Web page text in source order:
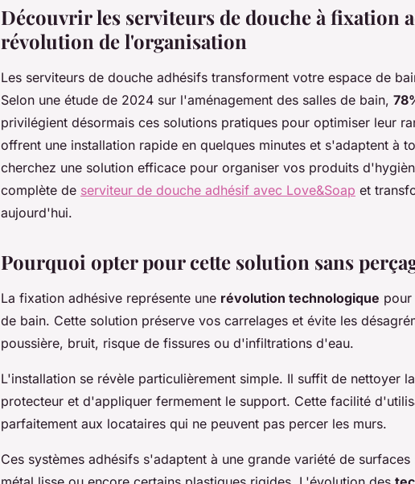
Découvrir les serviteurs de douche à fixation
révolution de l'organisation
Les serviteurs de douche adhésifs transforment votre espace de
Selon une étude de 2024 sur l'aménagement des salles de bain,
privilégient désormais ces solutions pratiques pour optimiser leur
offrent une installation rapide en quelques minutes et s'adaptent à
cherchez une solution efficace pour organiser vos produits
complète de serviteur de douche adhésif avec Love&Soap et
aujourd'hui.
Pourquoi opter pour cette solution sans
La fixation adhésive représente une révolution technologique pour
de bain. Cette solution préserve vos carrelages et évite les
poussière, bruit, risque de fissures ou d'infiltrations d'eau.
L'installation se révèle particulièrement simple. Il suffit de nettoyer
protecteur et d'appliquer fermement le support. Cette facilité
parfaitement aux locataires qui ne peuvent pas percer les murs.
Ces systèmes adhésifs s'adaptent à une grande variété de